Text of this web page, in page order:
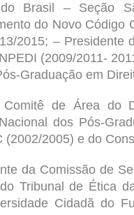
do Brasil – Seção
do Novo Código
2015; – Presidente
(2009/2011-
Graduação em
de Área do
dos Pós-
(2002/2005) e do
da Comissão de
Tribunal de Ética
Cidadã do